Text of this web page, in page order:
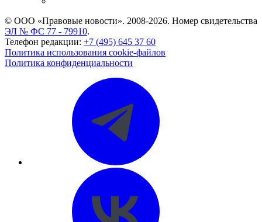
© ООО «Правовые новости». 2008-2026. Номер свидетельства
ЭЛ № ФС 77 - 79910.
Телефон редакции: +7 (495) 645 37 60
Политика использования cookie-файлов
Политика конфиденциальности